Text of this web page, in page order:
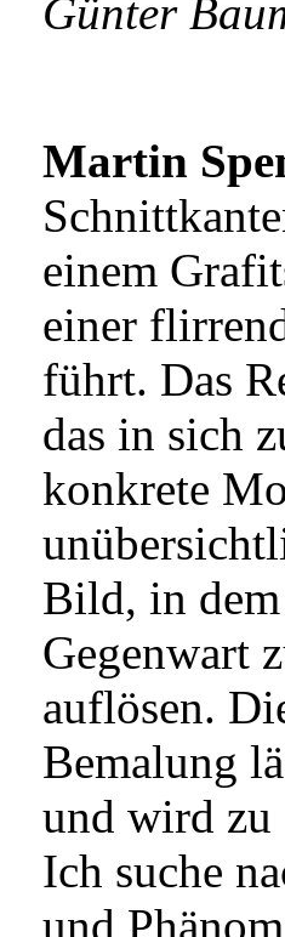
Günter
Martin
einem
einer
führt. Das
das in sich
konkrete
Bild, in
Gegenwart
auflösen.
Bemalung
und wird zu
Ich suche
und